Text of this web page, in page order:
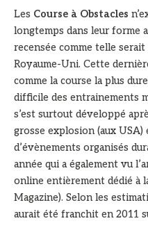
Les Course à Obstacles
longtemps dans leur forme
recensée comme telle serait
Royaume-Uni. Cette
comme la course la plus
difficile des entrainements
s’est surtout développé
grosse explosion (aux USA)
d’évènements organisés
année qui a également vu
online entièrement dédié à
Magazine). Selon les
aurait été franchit en 2011